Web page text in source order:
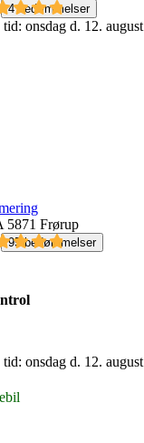
4 bedømmelser
tid: onsdag d. 12. august
5871 Frørup
95 bedømmelser
tid: onsdag d. 12. august